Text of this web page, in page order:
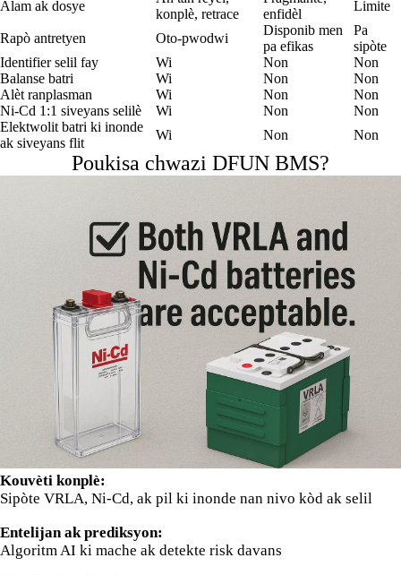
Alam ak dosye
konplè, retrace
enfidèl
Limite
Rapò antretyen Oto-pwodwi
Disponib men
pa efikas
Pa
sipòte
Identifier selil fay
Wi Non
Non
Balanse batri
Wi Non
Non
Alèt ranplasman
Wi Non
Non
Ni-Cd 1:1 siveyans selilè
Wi Non
Non
Elektwolit batri ki inonde
ak siveyans flit
Wi Non Non
Poukisa chwazi DFUN BMS?
Kouvèti konplè:
Sipòte VRLA, Ni-Cd, ak pil ki inonde nan nivo kòd ak selil
Entelijan ak prediksyon:
Algoritm AI ki mache ak detekte risk davans